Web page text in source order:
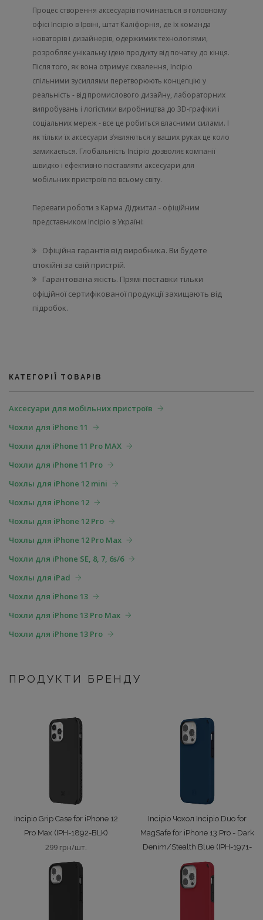
Процес створення аксесуарів починається в головному
офісі Incipio в Ірвіні, штат Каліфорнія, де їх команда
новаторів і дизайнерів, одержимих технологіями,
розробляє унікальну ідею продукту від початку до кінця.
Після того, як вона отримує схвалення, Incipio
спільними зусиллями перетворюють концепцію у
реальність - від промислового дизайну, лабораторних
випробувань і логістики виробництва до 3D-графіки і
соціальних мереж - все це робиться власними силами. І
як тільки їх аксесуари з’являються у ваших руках це коло
замикається. Глобальність Incipio дозволяє компанії
швидко і ефективно поставляти аксесуари для
мобільних пристроїв по всьому світу.
Переваги роботи з Карма Діджитал - офіційним
представником Incipio в Україні:
Офіційна гарантія від виробника. Ви будете
спокійні за свій пристрій.
Гарантована якість. Прямі поставки тільки
офіційної сертифікованої продукції захищають від
підробок.
КАТЕГОРІЇ ТОВАРІВ
Аксесуари для мобільних пристроїв
Чохли для iPhone 11
Чохли для iPhone 11 Pro MAX
Чохли для iPhone 11 Pro
Чохлы для iPhone 12 mini
Чохлы для iPhone 12
Чохлы для iPhone 12 Pro
Чохлы для iPhone 12 Pro Max
Чохли для iPhone SE, 8, 7, 6s/6
Чохлы для iPad
Чохли для iPhone 13
Чохли для iPhone 13 Pro Max
Чохли для iPhone 13 Pro
ПРОДУКТИ БРЕНДУ
Incipio Grip Case for iPhone 12
Pro Max (IPH-1892-BLK)
299 грн/шт.
Incipio Чохол Incipio Duo for
MagSafe for iPhone 13 Pro - Dark
Denim/Stealth Blue (IPH-1971-
DNM)
349 грн/шт.